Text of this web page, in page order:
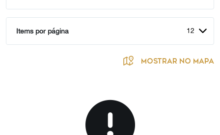
Items por página 12
MOSTRAR NO MAPA